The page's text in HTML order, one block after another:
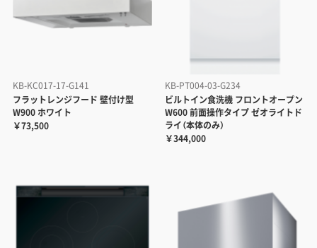
KB-KC017-17-G141
フラットレンジフード 壁付け型
W900 ホワイト
￥73,500
KB-PT004-03-G234
ビルトイン食洗機 フロントオープン
W600 前面操作タイプ ゼオライトド
ライ（本体のみ）
￥344,000